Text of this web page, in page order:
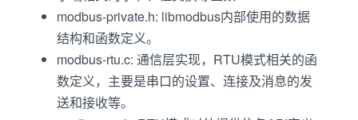
modbus-private.h: libmodbus内部使用的数据
结构和函数定义。
modbus-rtu.c: 通信层实现，RTU模式相关的函
数定义，主要是串口的设置、连接及消息的发
送和接收等。